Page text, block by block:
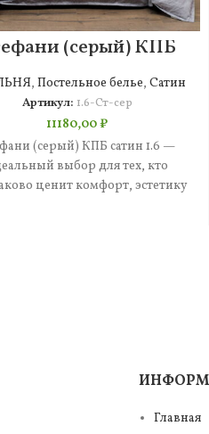
(серый) КПБ
сатин 1.6
, Постельное белье, Сатин
Артикул: 1.6-Ст-сер
11180,00₽
(серый) КПБ сатин 1.6 —
выбор для тех, кто
ценит комфорт, эстетику
Главная